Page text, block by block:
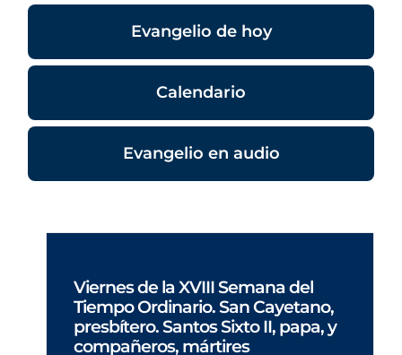
Evangelio de hoy
Calendario
Evangelio en audio
Viernes de la XVIII Semana del
Tiempo Ordinario. San Cayetano,
presbítero. Santos Sixto II, papa, y
compañeros, mártires